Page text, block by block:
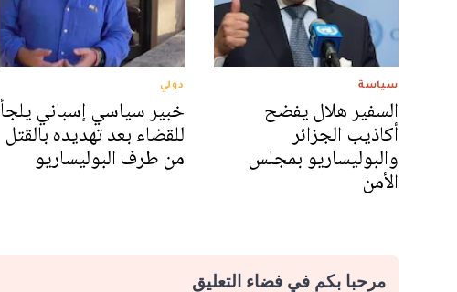
سياسة
السفير هلال يفضح
أكاذيب الجزائر
والبوليساريو بمجلس
الأمن
دولي
خبير سياسي إسباني يلجأ
للقضاء بعد تهديده بالقتل
من طرف البوليساريو
مرحبا بكم في فضاء التعليق